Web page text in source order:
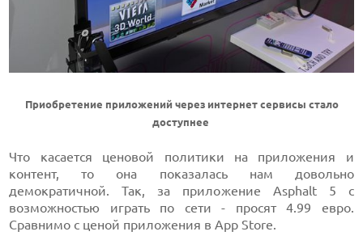
Приобретение приложений через интернет сервисы стало
доступнее
Что касается ценовой политики на приложения и
контент, то она показалась нам довольно
демократичной. Так, за приложение Asphalt 5 с
возможностью играть по сети - просят 4.99 евро.
Сравнимо с ценой приложения в App Store.